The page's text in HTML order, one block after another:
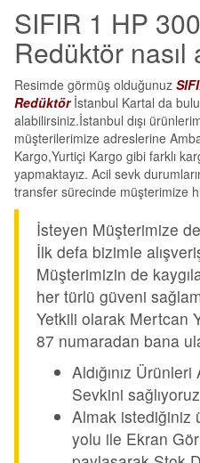
SIFIR 1 HP
Redüktör
Resimde görmüş olduğunuz
Redüktörİstanbul Kartal da
alabilirsiniz.İstanbul dışı
müşterilerimize adreslerine
Kargo,Yurtiçi Kargo gibi farklı
yapmaktayız. Acil sevk
transfer sürecinde müşterimize
İsteyen Müşterimize
İlk defa bizimle
Müşterimizin de
her türlü güveni
Yetkili olarak Mertcan
87 numaradan bana
Aldığınız
Sevkini
Almak istediğiniz
yolu ile Ekran